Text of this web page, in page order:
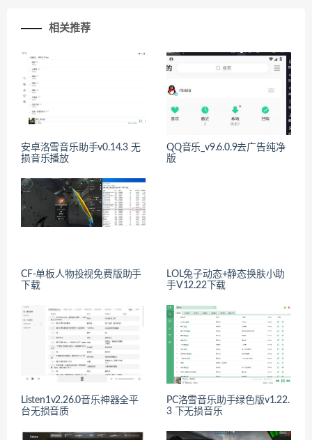
相关推荐
安卓洛雪音乐助手v0.14.3 无
损音乐播放
QQ音乐_v9.6.0.9去广告纯净
版
CF-单板人物投视免费版助手
下载
LOL兔子动态+静态换肤小助
手V12.22下载
Listen1v2.26.0音乐神器全平
台无损音质
PC洛雪音乐助手绿色版v1.22.
3 下无损音乐